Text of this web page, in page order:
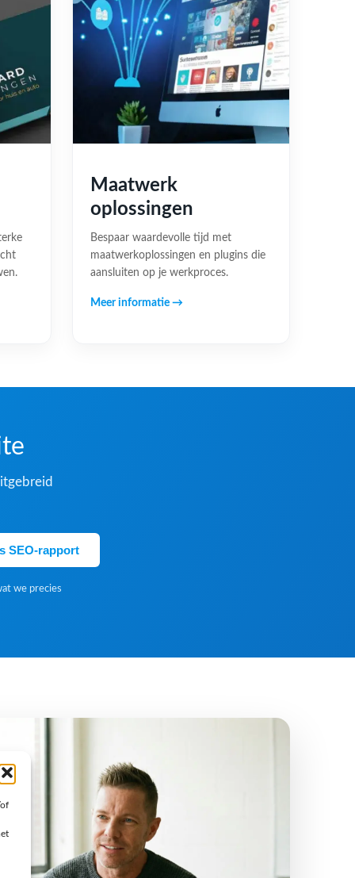
Maatwerk
oplossingen
Bespaar waardevolle tijd met
maatwerkoplossingen en plugins die
aansluiten op je werkproces.
Meer informatie →
SEO-rapport
we precies